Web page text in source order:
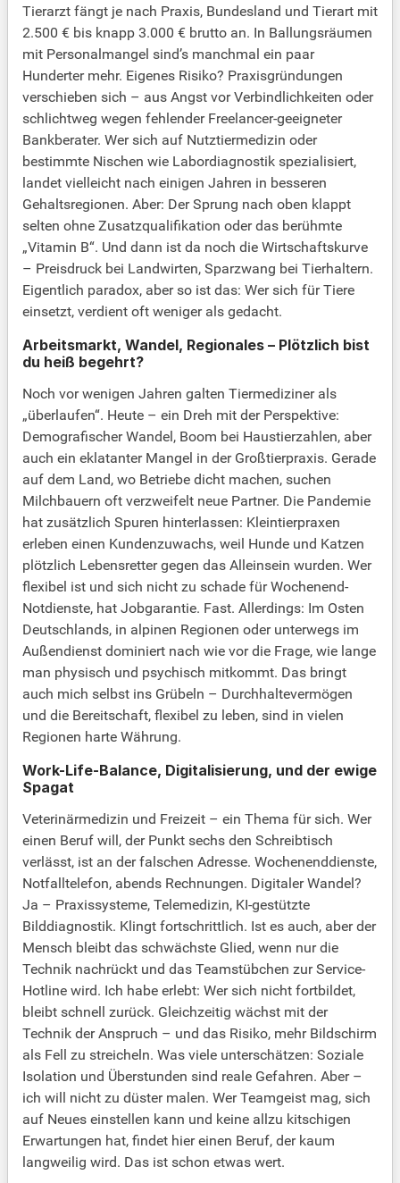
Tierarzt fängt je nach Praxis, Bundesland und Tierart mit
2.500 € bis knapp 3.000 € brutto an. In Ballungsräumen
mit Personalmangel sind’s manchmal ein paar
Hunderter mehr. Eigenes Risiko? Praxisgründungen
verschieben sich – aus Angst vor Verbindlichkeiten oder
schlichtweg wegen fehlender Freelancer-geeigneter
Bankberater. Wer sich auf Nutztiermedizin oder
bestimmte Nischen wie Labordiagnostik spezialisiert,
landet vielleicht nach einigen Jahren in besseren
Gehaltsregionen. Aber: Der Sprung nach oben klappt
selten ohne Zusatzqualifikation oder das berühmte
„Vitamin B“. Und dann ist da noch die Wirtschaftskurve
– Preisdruck bei Landwirten, Sparzwang bei Tierhaltern.
Eigentlich paradox, aber so ist das: Wer sich für Tiere
einsetzt, verdient oft weniger als gedacht.
Arbeitsmarkt, Wandel, Regionales – Plötzlich bist
du heiß begehrt?
Noch vor wenigen Jahren galten Tiermediziner als
„überlaufen“. Heute – ein Dreh mit der Perspektive:
Demografischer Wandel, Boom bei Haustierzahlen, aber
auch ein eklatanter Mangel in der Großtierpraxis. Gerade
auf dem Land, wo Betriebe dicht machen, suchen
Milchbauern oft verzweifelt neue Partner. Die Pandemie
hat zusätzlich Spuren hinterlassen: Kleintierpraxen
erleben einen Kundenzuwachs, weil Hunde und Katzen
plötzlich Lebensretter gegen das Alleinsein wurden. Wer
flexibel ist und sich nicht zu schade für Wochenend-
Notdienste, hat Jobgarantie. Fast. Allerdings: Im Osten
Deutschlands, in alpinen Regionen oder unterwegs im
Außendienst dominiert nach wie vor die Frage, wie lange
man physisch und psychisch mitkommt. Das bringt
auch mich selbst ins Grübeln – Durchhaltevermögen
und die Bereitschaft, flexibel zu leben, sind in vielen
Regionen harte Währung.
Work-Life-Balance, Digitalisierung, und der ewige
Spagat
Veterinärmedizin und Freizeit – ein Thema für sich. Wer
einen Beruf will, der Punkt sechs den Schreibtisch
verlässt, ist an der falschen Adresse. Wochenenddienste,
Notfalltelefon, abends Rechnungen. Digitaler Wandel?
Ja – Praxissysteme, Telemedizin, KI-gestützte
Bilddiagnostik. Klingt fortschrittlich. Ist es auch, aber der
Mensch bleibt das schwächste Glied, wenn nur die
Technik nachrückt und das Teamstübchen zur Service-
Hotline wird. Ich habe erlebt: Wer sich nicht fortbildet,
bleibt schnell zurück. Gleichzeitig wächst mit der
Technik der Anspruch – und das Risiko, mehr Bildschirm
als Fell zu streicheln. Was viele unterschätzen: Soziale
Isolation und Überstunden sind reale Gefahren. Aber –
ich will nicht zu düster malen. Wer Teamgeist mag, sich
auf Neues einstellen kann und keine allzu kitschigen
Erwartungen hat, findet hier einen Beruf, der kaum
langweilig wird. Das ist schon etwas wert.